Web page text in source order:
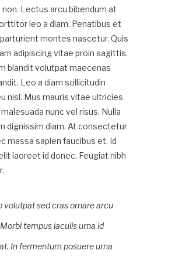
Lectus arcu bibendum at
leo a diam. Penatibus et
montes nascetur. Quis
adipiscing vitae proin sagittis.
blandit volutpat maecenas
Leo a diam sollicitudin
nisl. Mus mauris vitae ultricies
nunc vel risus. Nulla
dignissim diam. At consectetur
massa sapien faucibus et. Id
laoreet id donec. Feugiat nibh
volutpat sed cras ornare arcu
tempus iaculis urna id
In fermentum posuere urna